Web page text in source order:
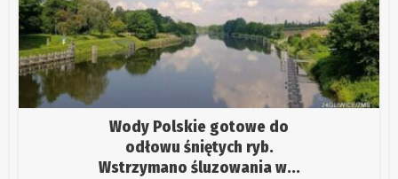
Wody Polskie gotowe do
odłowu śniętych ryb.
Wstrzymano śluzowania w...